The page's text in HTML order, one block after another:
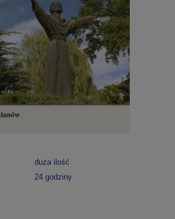
duża ilość
24 godziny